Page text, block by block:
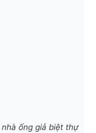
ống giả biệt thự